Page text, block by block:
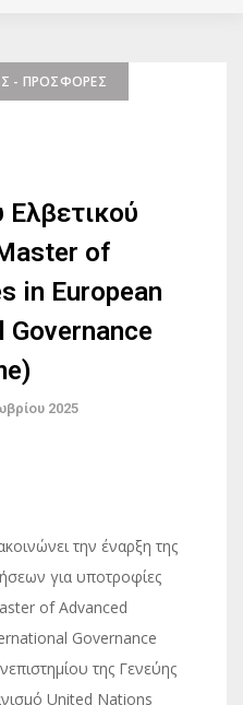
- ΠΡΟΣΦΟΡΈΣ
of
in European
2025
την έναρξη της
για υποτροφίες
of Advanced
Governance
της Γενεύης
United Nations